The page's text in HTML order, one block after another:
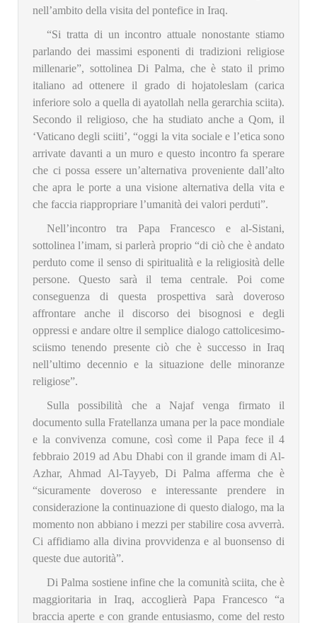
nell’ambito della visita del pontefice in Iraq.
“Si tratta di un incontro attuale nonostante stiamo
parlando dei massimi esponenti di tradizioni religiose
millenarie”, sottolinea Di Palma, che è stato il primo
italiano ad ottenere il grado di hojatoleslam (carica
inferiore solo a quella di ayatollah nella gerarchia sciita).
Secondo il religioso, che ha studiato anche a Qom, il
‘Vaticano degli sciiti’, “oggi la vita sociale e l’etica sono
arrivate davanti a un muro e questo incontro fa sperare
che ci possa essere un’alternativa proveniente dall’alto
che apra le porte a una visione alternativa della vita e
che faccia riappropriare l’umanità dei valori perduti”.
Nell’incontro tra Papa Francesco e al-Sistani,
sottolinea l’imam, si parlerà proprio “di ciò che è andato
perduto come il senso di spiritualità e la religiosità delle
persone. Questo sarà il tema centrale. Poi come
conseguenza di questa prospettiva sarà doveroso
affrontare anche il discorso dei bisognosi e degli
oppressi e andare oltre il semplice dialogo cattolicesimo-
sciismo tenendo presente ciò che è successo in Iraq
nell’ultimo decennio e la situazione delle minoranze
religiose”.
Sulla possibilità che a Najaf venga firmato il
documento sulla Fratellanza umana per la pace mondiale
e la convivenza comune, così come il Papa fece il 4
febbraio 2019 ad Abu Dhabi con il grande imam di Al-
Azhar, Ahmad Al-Tayyeb, Di Palma afferma che è
“sicuramente doveroso e interessante prendere in
considerazione la continuazione di questo dialogo, ma la
momento non abbiano i mezzi per stabilire cosa avverrà.
Ci affidiamo alla divina provvidenza e al buonsenso di
queste due autorità”.
Di Palma sostiene infine che la comunità sciita, che è
maggioritaria in Iraq, accoglierà Papa Francesco “a
braccia aperte e con grande entusiasmo, come del resto